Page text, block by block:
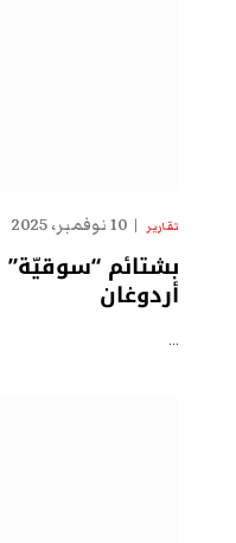
تقارير 10 نوفمبر، 2025
بشتائم
أردوغان
…